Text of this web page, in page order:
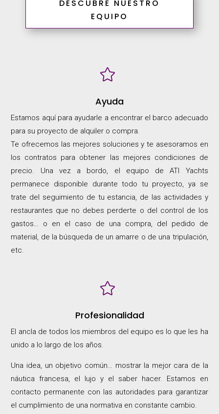
DESCUBRE NUESTRO
EQUIPO

Ayuda
Estamos aquí para ayudarle a encontrar el barco adecuado
para su proyecto de alquiler o compra.
Te ofrecemos las mejores soluciones y te asesoramos en
los contratos para obtener las mejores condiciones de
precio. Una vez a bordo, el equipo de ATI Yachts
permanece disponible durante todo tu proyecto, ya se
trate del seguimiento de tu estancia, de las actividades y
restaurantes que no debes perderte o del control de los
gastos… o en el caso de una compra, del pedido de
material, de la búsqueda de un amarre o de una tripulación,
etc.

Profesionalidad
El ancla de todos los miembros del equipo es lo que les ha
unido a lo largo de los años.
Una idea, un objetivo común… mostrar la mejor cara de la
náutica francesa, el lujo y el saber hacer. Estamos en
contacto permanente con las autoridades para garantizar
el cumplimiento de una normativa en constante cambio.